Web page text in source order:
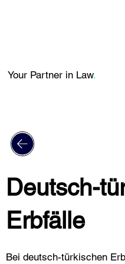
Your Partner in Law.
Deutsch-
Erbfälle
Bei deutsch-türkischen